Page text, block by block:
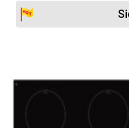
Bếp điện từ Panasonic